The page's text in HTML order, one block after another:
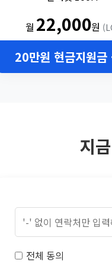
월 22,000원
20만원 현금지원금
지
전체 동의